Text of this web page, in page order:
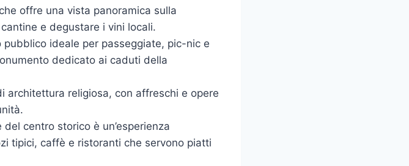
offre una vista panoramica sulla
e degustare i vini locali.
pubblico ideale per passeggiate, pic-nic e
dedicato ai caduti della
architettura religiosa, con affreschi e opere
centro storico è un’esperienza
tipici, caffè e ristoranti che servono piatti